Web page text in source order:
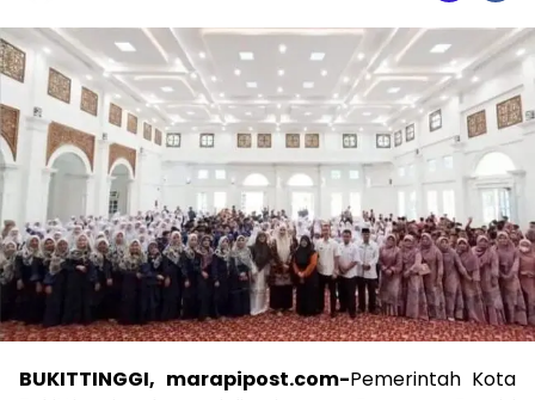
BUKITTINGGI, marapipost.com-Pemerintah Kota